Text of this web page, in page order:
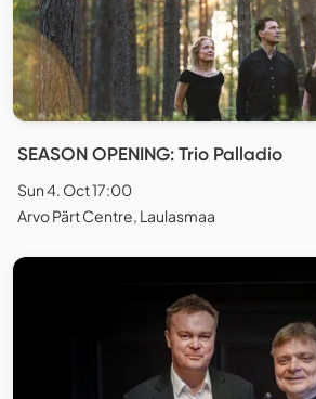
SEASON OPENING: Trio Palladio
Sun 4. Oct 17:00
Arvo Pärt Centre, Laulasmaa